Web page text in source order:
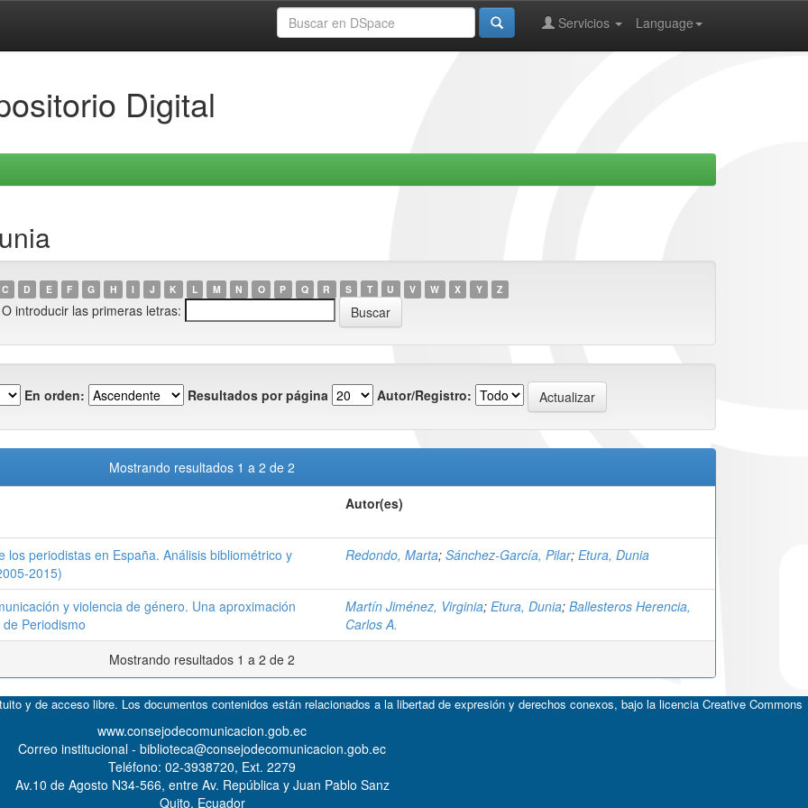
Language
Servicios
Digital
C D E F G H I J K L M N O P Q R S T U V W X Y Z
O introducir las primeras letras:
En orden: Resultados por página Autor/Registro:
Mostrando resultados 1 a 2 de 2
Autor(es)
los periodistas en España. Análisis bibliométrico y
2015)
Redondo, Marta; Sánchez-García, Pilar; Etura, Dunia
y violencia de género. Una aproximación
Periodismo
Martín Jiménez, Virginia; Etura, Dunia; Ballesteros Herencia,
Carlos A.
Mostrando resultados 1 a 2 de 2
y de acceso libre. Los documentos contenidos están relacionados a la libertad de expresión y derechos conexos, bajo la licencia Creative Commons
www.consejodecomunicacion.gob.ec
Correo institucional - biblioteca@consejodecomunicacion.gob.ec
Teléfono: 02-3938720, Ext. 2279
Av.10 de Agosto N34-566, entre Av. República y Juan Pablo Sanz
Quito, Ecuador